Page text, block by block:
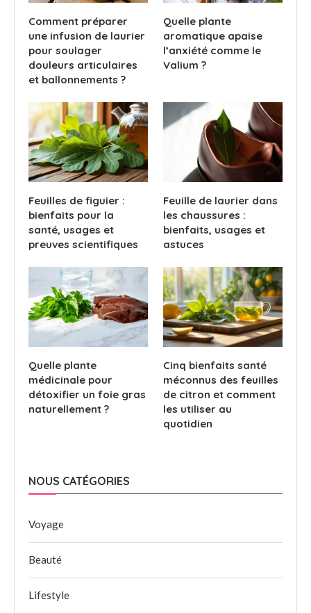
Comment préparer
une infusion de laurier
pour soulager
douleurs articulaires
et ballonnements ?
Quelle plante
aromatique apaise
l’anxiété comme le
Valium ?
Feuilles de figuier :
bienfaits pour la
santé, usages et
preuves scientifiques
Feuille de laurier dans
les chaussures :
bienfaits, usages et
astuces
Quelle plante
médicinale pour
détoxifier un foie gras
naturellement ?
Cinq bienfaits santé
méconnus des feuilles
de citron et comment
les utiliser au
quotidien
NOUS CATÉGORIES
Voyage
Beauté
Lifestyle